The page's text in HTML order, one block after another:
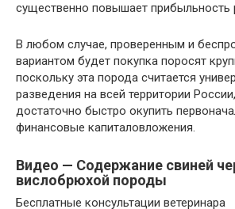
существенно повышает прибыльность
В любом случае, проверенным и
вариантом будет покупка поросят
поскольку эта порода считается
разведения на всей территории
достаточно быстро окупить
финансовые капиталовложения.
Видео — Содержание свиней
вислобрюхой породы
Бесплатные консультации ветеринара